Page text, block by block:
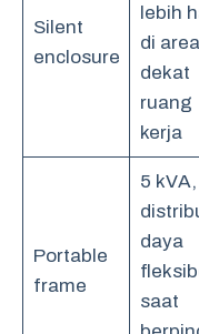
Silent
enclosure
lebih
di area
dekat
ruang
kerja
Portable
frame
5 kVA,
daya
saat